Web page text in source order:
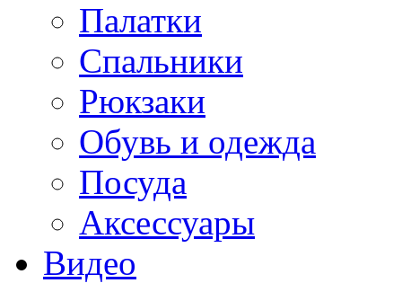
Палатки
Спальники
Рюкзаки
Обувь и одежда
Посуда
Аксессуары
Видео